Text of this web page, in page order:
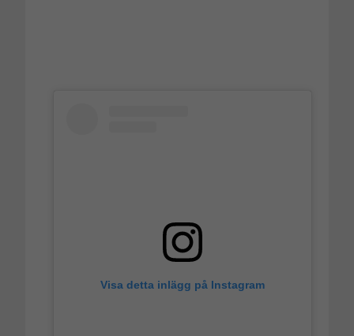
Visa detta inlägg på Instagram